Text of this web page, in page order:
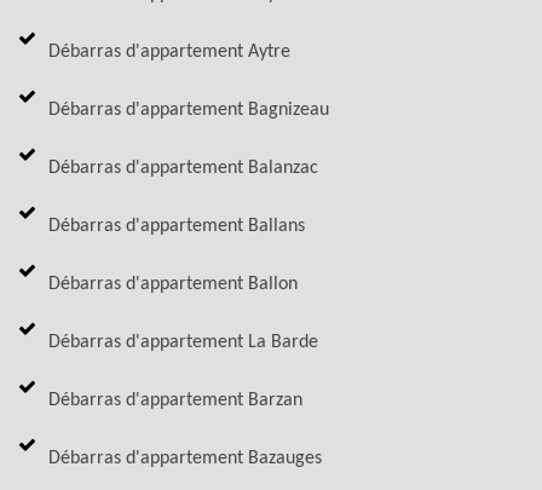
Débarras d'appartement Aytre
Débarras d'appartement Bagnizeau
Débarras d'appartement Balanzac
Débarras d'appartement Ballans
Débarras d'appartement Ballon
Débarras d'appartement La Barde
Débarras d'appartement Barzan
Débarras d'appartement Bazauges